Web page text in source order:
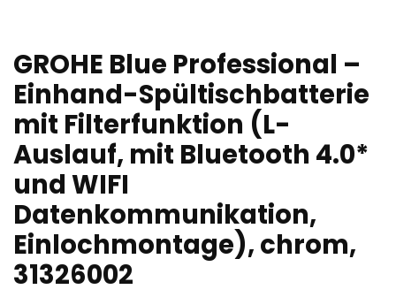
GROHE Blue Professional –
Einhand-Spültischbatterie
mit Filterfunktion (L-
Auslauf, mit Bluetooth 4.0*
und WIFI
Datenkommunikation,
Einlochmontage), chrom,
31326002